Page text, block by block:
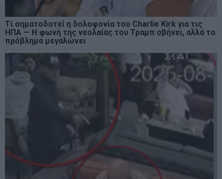
Τί σηματοδοτεί η δολοφονία του Charlie Kirk για τις
ΗΠΑ — Η φωνή της νεολαίας του Τραμπ σβήνει, αλλά το
πρόβλημα μεγαλώνει